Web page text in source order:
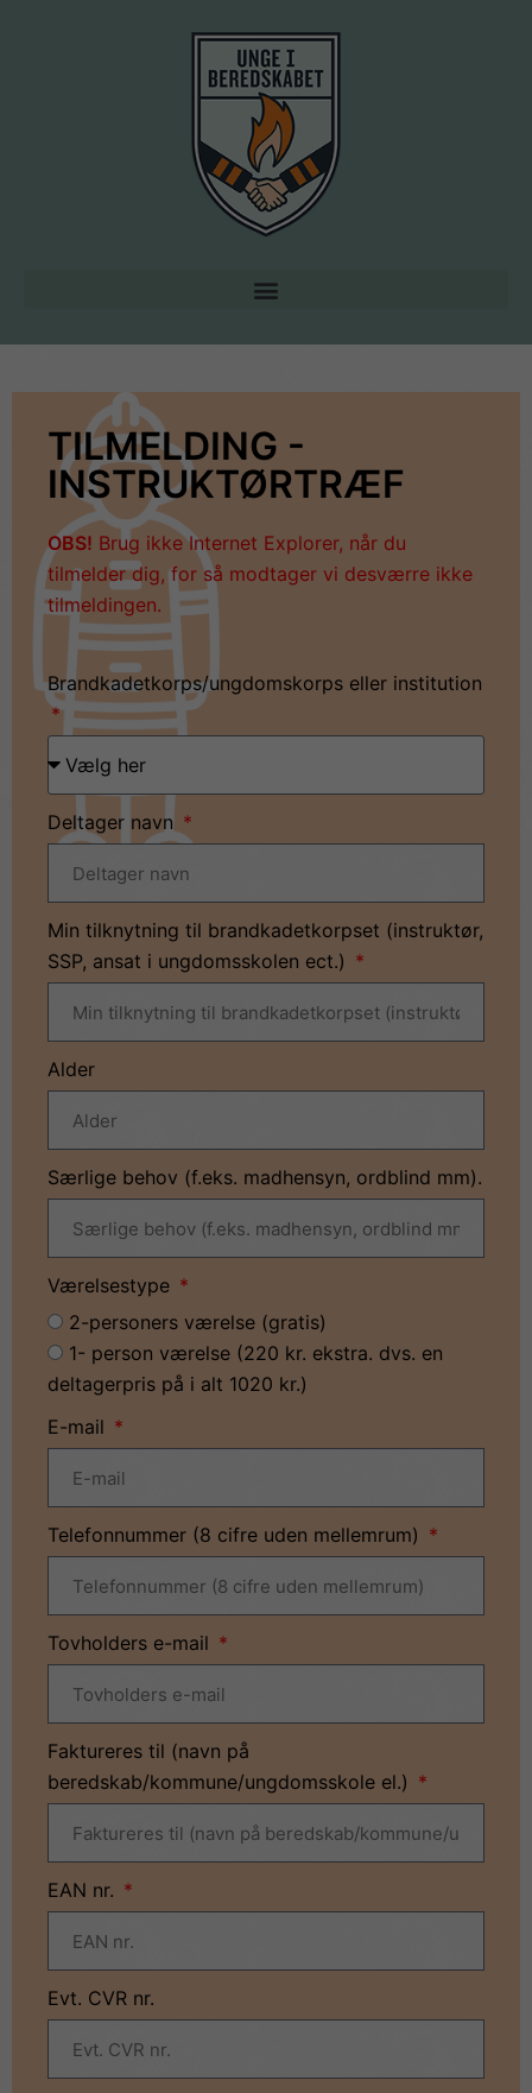
TILMELDING -
INSTRUKTØRTRÆF
OBS! Brug ikke Internet Explorer, når du
tilmelder dig, for så modtager vi desværre ikke
tilmeldingen.
Brandkadetkorps/ungdomskorps eller institution
Deltager navn
Min tilknytning til brandkadetkorpset (instruktør,
SSP, ansat i ungdomsskolen ect.)
Alder
Særlige behov (f.eks. madhensyn, ordblind mm).
Værelsestype
2-personers værelse (gratis)
1- person værelse (220 kr. ekstra. dvs. en
deltagerpris på i alt 1020 kr.)
E-mail
Telefonnummer (8 cifre uden mellemrum)
Tovholders e-mail
Faktureres til (navn på
beredskab/kommune/ungdomsskole el.)
EAN nr.
Evt. CVR nr.